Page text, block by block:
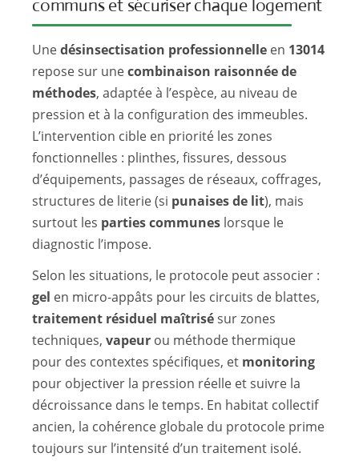
communs et sécuriser chaque logement
Unedésinsectisation professionnelle en 13014
repose sur unecombinaison raisonnée de
méthodes, adaptée à l’espèce, au niveau de
pression et à la configuration des immeubles.
L’intervention cible en priorité les zones
fonctionnelles : plinthes, fissures, dessous
d’équipements, passages de réseaux, coffrages,
structures de literie (si punaises de lit), mais
surtout les parties communes lorsque le
diagnostic l’impose.
Selon les situations, le protocole peut associer :
gel en micro-appâts pour les circuits de blattes,
traitement résiduel maîtrisésur zones
techniques, vapeur ou méthode thermique
pour des contextes spécifiques, et monitoring
pour objectiver la pression réelle et suivre la
décroissance dans le temps. En habitat collectif
ancien, la cohérence globale du protocole prime
toujours sur l’intensité d’un traitement isolé.